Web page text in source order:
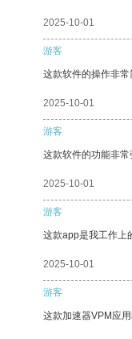
2025-10-01
游客
这款软件的操作非常
2025-10-01
游客
这款软件的功能非常
2025-10-01
游客
这款app是我工作上
2025-10-01
游客
这款加速器VPM应